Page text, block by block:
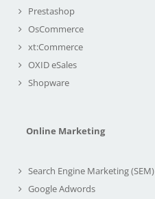
Prestashop
OsCommerce
xt:Commerce
OXID eSales
Shopware
Online Marketing
Search Engine Marketing (SEM)
Google Adwords